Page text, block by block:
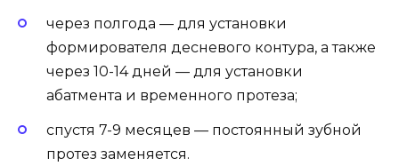
через полгода — для установки
формирователя десневого контура, а также
через 10-14 дней — для установки
абатмента и временного протеза;
спустя 7-9 месяцев — постоянный зубной
протез заменяется.